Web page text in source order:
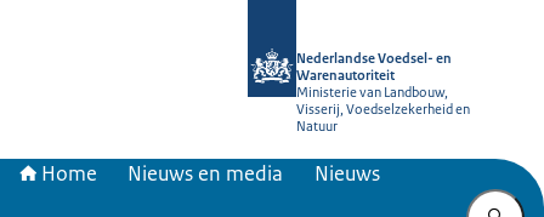
Nederlandse Voedsel- en
Warenautoriteit
Ministerie van Landbouw,
Visserij, Voedselzekerheid en
Natuur
Home Nieuws en media Nieuws